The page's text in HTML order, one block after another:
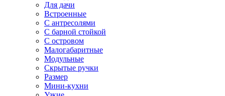
Для дачи
Встроенные
С антресолями
С барной стойкой
С островом
Малогабаритные
Модульные
Скрытые ручки
Размер
Мини-кухни